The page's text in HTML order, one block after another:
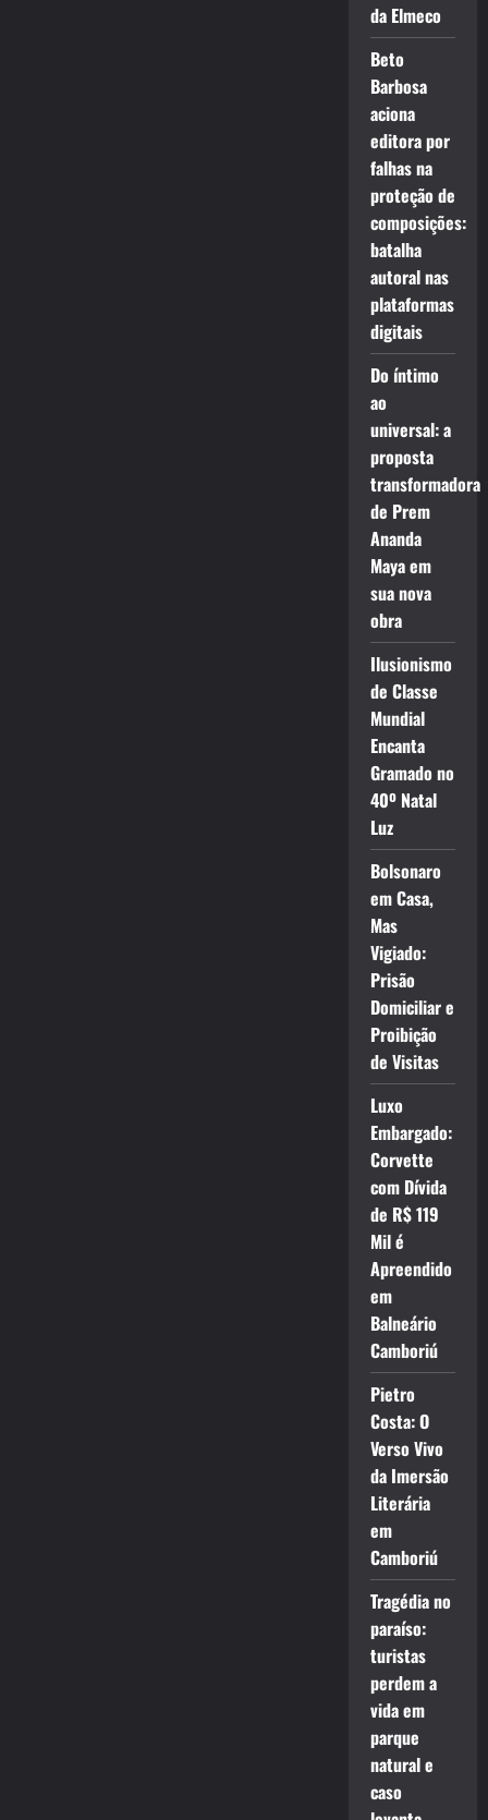
da Elmeco
Beto
Barbosa
aciona
editora por
falhas na
proteção de
composições:
batalha
autoral nas
plataformas
digitais
Do íntimo
ao
universal: a
proposta
transformadora
de Prem
Ananda
Maya em
sua nova
obra
Ilusionismo
de Classe
Mundial
Encanta
Gramado no
40º Natal
Luz
Bolsonaro
em Casa,
Mas
Vigiado:
Prisão
Domiciliar e
Proibição
de Visitas
Luxo
Embargado:
Corvette
com Dívida
de R$ 119
Mil é
Apreendido
em
Balneário
Camboriú
Pietro
Costa: O
Verso Vivo
da Imersão
Literária
em
Camboriú
Tragédia no
paraíso:
turistas
perdem a
vida em
parque
natural e
caso